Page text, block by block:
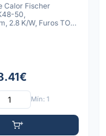
Calor Fischer
50,
2.8 K/W, Furos TO-
Mín: 1